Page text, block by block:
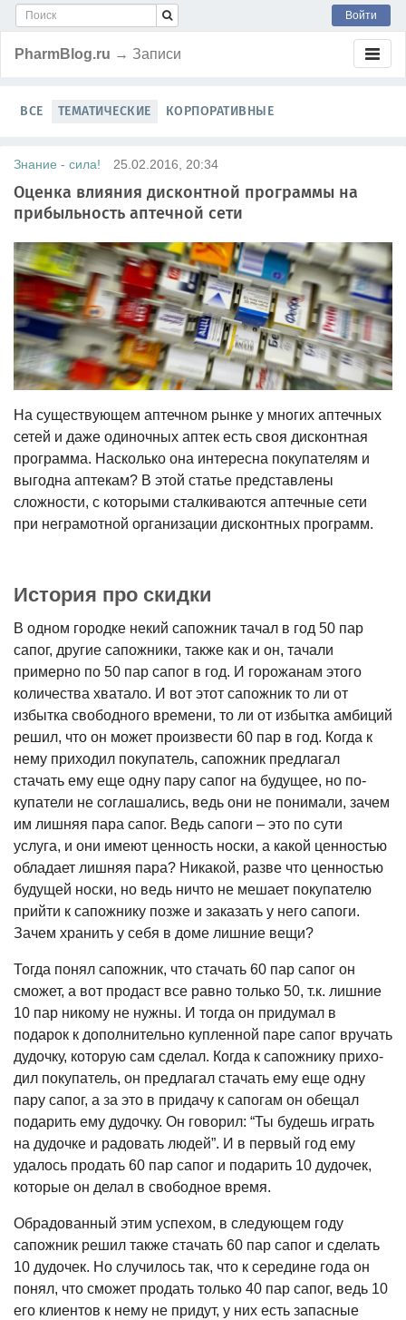
Войти
PharmBlog.ru → Записи
ВСЕ ТЕМАТИЧЕСКИЕ КОРПОРАТИВНЫЕ
Знание - сила! 25.02.2016, 20:34
Оценка влияния дисконтной программы на
прибыльность аптечной сети
На существующем аптечном рынке у многих аптечных
сетей и даже одиночных аптек есть своя дисконтная
программа. Насколько она интересна покупателям и
выгодна аптекам? В этой статье представлены
сложности, с которыми сталкиваются аптечные сети
при неграмотной организации дисконтных программ.
История про скидки
В одном городке некий сапожник тачал в год 50 пар
сапог, другие сапож­ники, также как и он, тачали
примерно по 50 пар сапог в год. И горожанам этого
количества хватало. И вот этот сапожник то ли от
избытка свободного времени, то ли от избытка амбиций
решил, что он может произвести 60 пар в год. Когда к
нему приходил покупа­тель, сапожник предлагал
стачать ему еще одну пару сапог на будущее, но по­
купатели не соглашались, ведь они не понимали, зачем
им лишняя пара сапог. Ведь сапоги – это по сути
услуга, и они имеют ценность носки, а какой ценно­стью
обладает лишняя пара? Никакой, разве что ценностью
будущей носки, но ведь ничто не мешает покупателю
прий­ти к сапожнику позже и заказать у него сапоги.
Зачем хранить у себя в доме лишние вещи?
Тогда понял сапожник, что стачать 60 пар сапог он
сможет, а вот продаст все равно только 50, т.к. лишние
10 пар никому не нужны. И тогда он придумал в
подарок к дополнительно купленной паре сапог вручать
дудочку, которую сам сделал. Когда к сапожнику прихо­
дил покупатель, он предлагал стачать ему еще одну
пару сапог, а за это в при­дачу к сапогам он обещал
подарить ему дудочку. Он говорил: “Ты будешь играть
на дудочке и радовать людей”. И в пер­вый год ему
удалось продать 60 пар са­пог и подарить 10 дудочек,
которые он делал в свободное время.
Обрадованный этим успехом, в сле­дующем году
сапожник решил также стачать 60 пар сапог и сделать
10 дудочек. Но случилось так, что к середине года он
понял, что сможет продать только 40 пар сапог, ведь 10
его клиентов к нему не придут, у них есть запасные